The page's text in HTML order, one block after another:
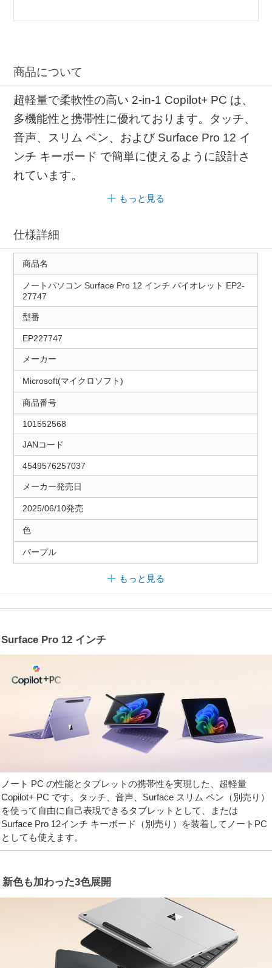
商品について
超軽量で柔軟性の高い 2-in-1 Copilot+ PC は、
多機能性と携帯性に優れております。タッチ、
音声、スリム ペン、および Surface Pro 12 イ
ンチ キーボード で簡単に使えるように設計さ
れています。
もっと見る
仕様詳細
商品名
ノートパソコン Surface Pro 12 インチ バイオレット EP2-
27747
型番
EP227747
メーカー
Microsoft(マイクロソフト)
商品番号
101552568
JANコード
4549576257037
メーカー発売日
2025/06/10発売
色
パープル
もっと見る
Surface Pro 12 インチ
ノート PC の性能とタブレットの携帯性を実現した、超軽量
Copilot+ PC です。タッチ、音声、Surface スリム ペン（別売り）
を使って自由に自己表現できるタブレットとして、または
Surface Pro 12インチ キーボード（別売り）を装着してノートPC
としても使えます。
新色も加わった3色展開